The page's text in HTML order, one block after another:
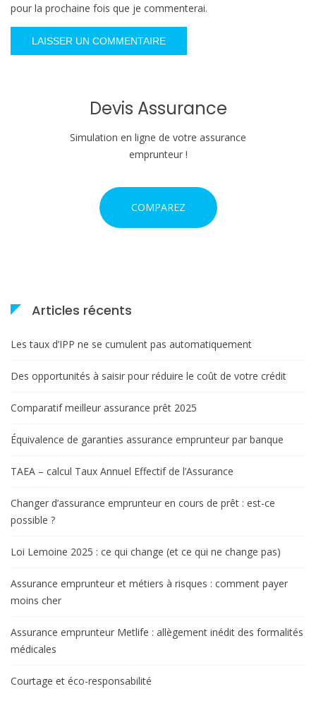
pour la prochaine fois que je commenterai.
Devis Assurance
Simulation en ligne de votre assurance
emprunteur !
COMPAREZ
Articles récents
Les taux d’IPP ne se cumulent pas automatiquement
Des opportunités à saisir pour réduire le coût de votre crédit
Comparatif meilleur assurance prêt 2025
Équivalence de garanties assurance emprunteur par banque
TAEA – calcul Taux Annuel Effectif de l’Assurance
Changer d’assurance emprunteur en cours de prêt : est-ce
possible ?
Loi Lemoine 2025 : ce qui change (et ce qui ne change pas)
Assurance emprunteur et métiers à risques : comment payer
moins cher
Assurance emprunteur Metlife : allègement inédit des formalités
médicales
Courtage et éco-responsabilité